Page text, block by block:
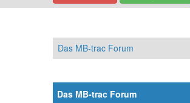
Das MB-trac Forum
Das MB-trac Forum